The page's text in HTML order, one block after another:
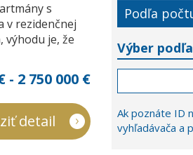
s
v rezidenčnej
je, že
- 2 750 000 €
detail
Podľa
Výber
Ak poznáte ID
vyhľadávača a